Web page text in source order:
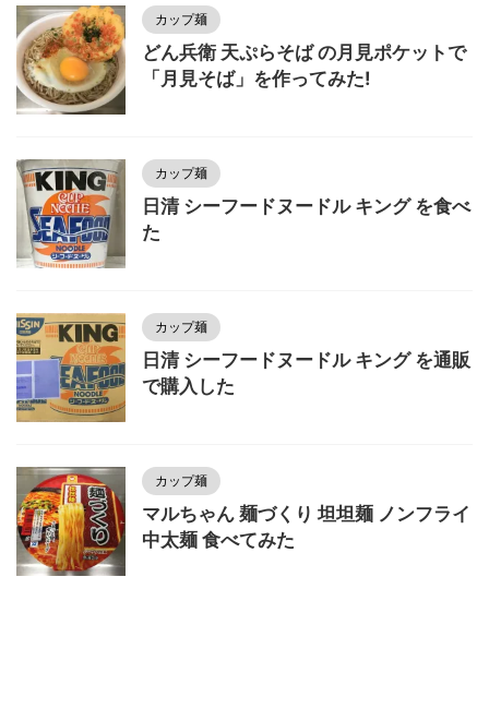
カップ麺
どん兵衛 天ぷらそば の月見ポケットで
「月見そば」を作ってみた!
カップ麺
日清 シーフードヌードル キング を食べ
た
カップ麺
日清 シーフードヌードル キング を通販
で購入した
カップ麺
マルちゃん 麺づくり 坦坦麺 ノンフライ
中太麺 食べてみた